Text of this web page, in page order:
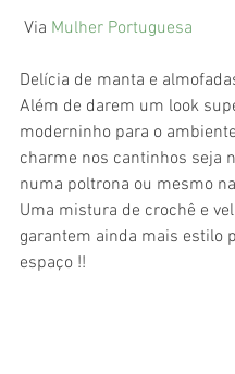
Via Mulher Portuguesa
Delícia de manta e
Além de darem um look
moderninho para o
charme nos cantinhos seja
numa poltrona ou mesmo
Uma mistura de crochê e
garantem ainda mais estilo
espaço !!